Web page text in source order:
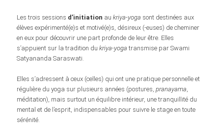
Les trois sessions d’initiation aukriya-yoga sont destinées aux
élèves expérimenté(e)s et motivé(e)s, désireux (-euses) de cheminer
en eux pour découvrir une part profonde de leur être. Elles
s’appuient sur la tradition dukriya-yoga transmise par Swami
Satyananda Saraswati.
Elles s’adressent à ceux (celles) qui ont une pratique personnelle et
régulière du yoga sur plusieurs années (postures,pranayama
méditation), mais surtout un équilibre intérieur, une tranquillité du
mental et de l’esprit, indispensables pour suivre le stage en toute
sérénité.